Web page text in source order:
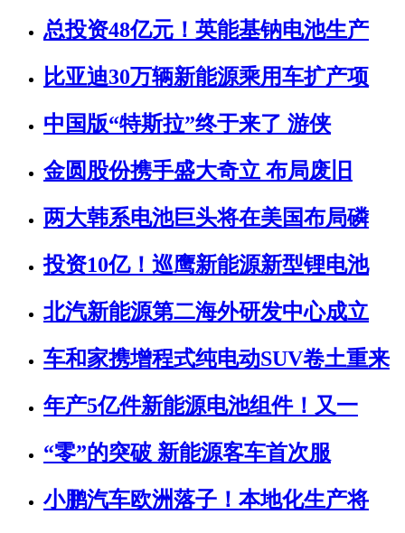
总投资48亿元！英能基钠电池生产
比亚迪30万辆新能源乘用车扩产项
中国版“特斯拉”终于来了 游侠
金圆股份携手盛大奇立 布局废旧
两大韩系电池巨头将在美国布局磷
投资10亿！巡鹰新能源新型锂电池
北汽新能源第二海外研发中心成立
车和家携增程式纯电动SUV卷土重来
年产5亿件新能源电池组件！又一
“零”的突破 新能源客车首次服
小鹏汽车欧洲落子！本地化生产将